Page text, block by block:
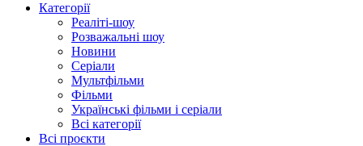
Категорії
Реаліті-шоу
Розважальні шоу
Новини
Серіали
Мультфільми
Фільми
Українські фільми і серіали
Всі категорії
Всі проєкти